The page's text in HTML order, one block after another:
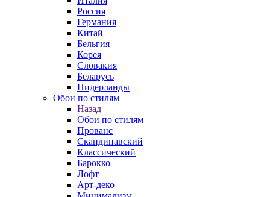
Россия
Германия
Китай
Бельгия
Корея
Словакия
Беларусь
Нидерланды
Обои по стилям
Назад
Обои по стилям
Прованс
Скандинавский
Классический
Барокко
Лофт
Арт-деко